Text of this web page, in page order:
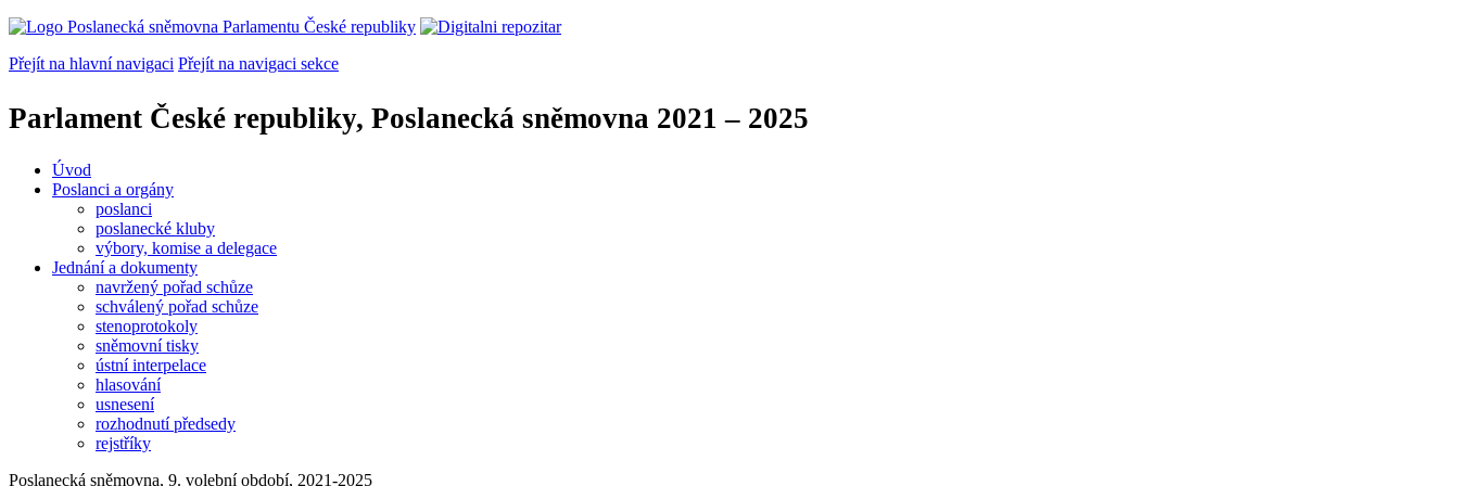
Přejít na hlavní navigaci Přejít na navigaci sekce
Parlament České republiky, Poslanecká sněmovna 2021 – 2025
Úvod
Poslanci a orgány
poslanci
poslanecké kluby
výbory, komise a delegace
Jednání a dokumenty
navržený pořad schůze
schválený pořad schůze
stenoprotokoly
sněmovní tisky
ústní interpelace
hlasování
usnesení
rozhodnutí předsedy
rejstříky
Poslanecká sněmovna, 9. volební období, 2021-2025